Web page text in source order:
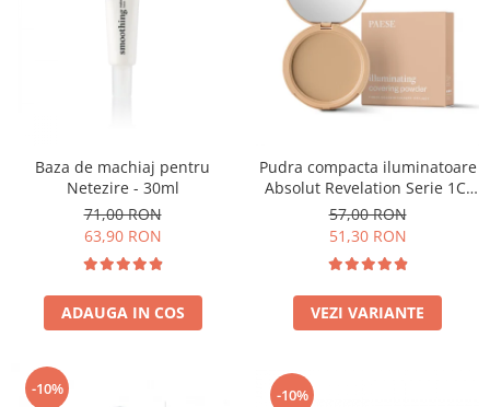
Baza de machiaj pentru
Netezire - 30ml
71,00 RON
63,90 RON
ADAUGA IN COS
Pudra compacta iluminatoare
Absolut Revelation Serie 1C,
9g
57,00 RON
51,30 RON
VEZI VARIANTE
-10% -10%